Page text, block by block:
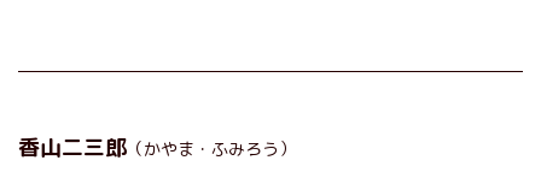
香山二三郎 （かやま・ふみろう）